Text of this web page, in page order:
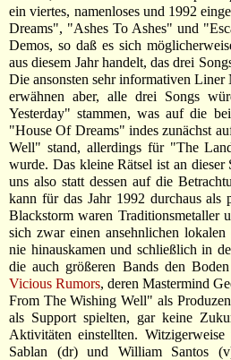
ein viertes, namenloses und 1992
Dreams", "Ashes To Ashes" und
Demos, so daß es sich
aus diesem Jahr handelt, das drei
Die ansonsten sehr informativen
erwähnen aber, alle drei Songs
Yesterday" stammen, was auf die
"House Of Dreams" indes zunächst
Well" stand, allerdings für "The
wurde. Das kleine Rätsel ist an
uns also statt dessen auf die
kann für das Jahr 1992 durchaus als
Blackstorm waren Traditionsmetaller
sich zwar einen ansehnlichen
nie hinauskamen und schließlich in
die auch größeren Bands den
Vicious Rumors, deren Mastermind
From The Wishing Well" als
als Support spielten, gar keine
Aktivitäten einstellten.
Sablan (dr) und William Santos